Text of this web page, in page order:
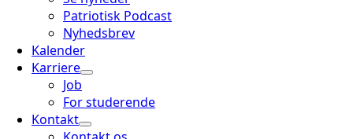
Patriotisk Podcast
Nyhedsbrev
Kalender
Karriere
Job
For studerende
Kontakt